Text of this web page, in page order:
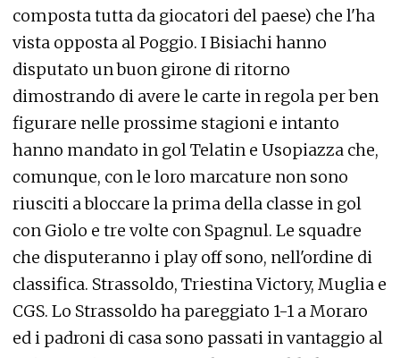
composta tutta da giocatori del paese) che l'ha
vista opposta al Poggio. I Bisiachi hanno
disputato un buon girone di ritorno
dimostrando di avere le carte in regola per ben
figurare nelle prossime stagioni e intanto
hanno mandato in gol Telatin e Usopiazza che,
comunque, con le loro marcature non sono
riusciti a bloccare la prima della classe in gol
con Giolo e tre volte con Spagnul. Le squadre
che disputeranno i play off sono, nell'ordine di
classifica. Strassoldo, Triestina Victory, Muglia e
CGS. Lo Strassoldo ha pareggiato 1-1 a Moraro
ed i padroni di casa sono passati in vantaggio al